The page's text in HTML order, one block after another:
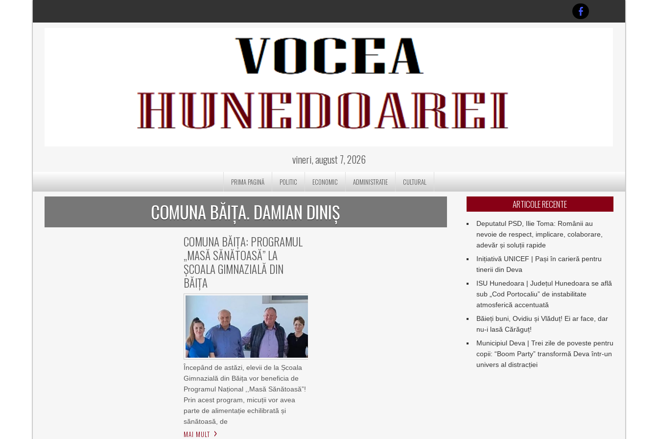
vineri, august 7, 2026
PRIMA PAGINĂ POLITIC ECONOMIC ADMINISTRATIE CULTURAL
COMUNA BĂIȚA. DAMIAN DINIȘ
COMUNA BĂIȚA: PROGRAMUL
„MASĂ SĂNĂTOASĂ” LA
ȘCOALA GIMNAZIALĂ DIN
BĂIȚA
Începând de astăzi, elevii de la Școala
Gimnazială din Băița vor beneficia de
Programul Național ,,Masă Sănătoasă”!
Prin acest program, micuții vor avea
parte de alimentație echilibrată și
sănătoasă, de
MAI MULT
ARTICOLE RECENTE
Deputatul PSD, Ilie Toma: Românii au
nevoie de respect, implicare, colaborare,
adevăr și soluții rapide
Inițiativă UNICEF | Pași în carieră pentru
tinerii din Deva
ISU Hunedoara | Județul Hunedoara se află
sub „Cod Portocaliu” de instabilitate
atmosferică accentuată
Băieți buni, Ovidiu și Vlăduț! Ei ar face, dar
nu-i lasă Cărăguț!
Municipiul Deva | Trei zile de poveste pentru
copii: “Boom Party” transformă Deva într-un
univers al distracției